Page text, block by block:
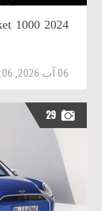
2024 Rocket 1000
06 آب 2026, 02:06 م
29